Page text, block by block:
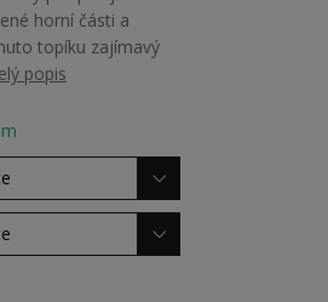
horní části a
topíku zajímavý
popis